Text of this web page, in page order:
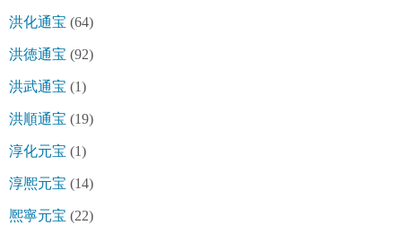
洪化通宝 (64)
洪徳通宝 (92)
洪武通宝 (1)
洪順通宝 (19)
淳化元宝 (1)
淳熈元宝 (14)
熈寧元宝 (22)